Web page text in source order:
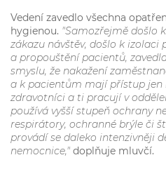
Vedení zavedlo všechna
hygienou. "Samozřejmě došlo
zákazu návštěv, došlo k izolaci
a propouštění pacientů,
smyslu, že nakažení
a k pacientům mají přístup jen
zdravotníci a ti pracují v
používá vyšší stupeň ochrany
respirátory, ochranné brýle či
provádí se daleko intenzivněji
nemocnice," doplňuje mluvčí.